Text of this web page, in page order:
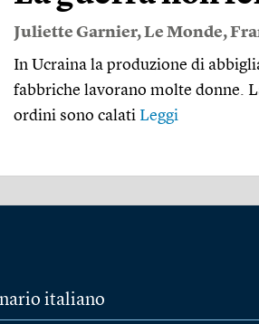
Juliette Garnier,Le Monde,
In Ucraina la produzione di
fabbriche lavorano molte donne.
ordini sono calati Leggi
italiano